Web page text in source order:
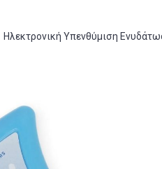
Ηλεκτρονική Υπενθύμιση